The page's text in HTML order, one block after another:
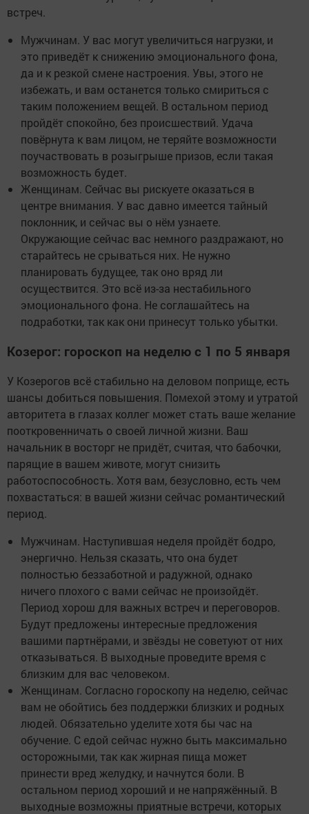
встреч.
Мужчинам. У вас могут увеличиться нагрузки, и
это приведёт к снижению эмоционального фона,
да и к резкой смене настроения. Увы, этого не
избежать, и вам останется только смириться с
таким положением вещей. В остальном период
пройдёт спокойно, без происшествий. Удача
повёрнута к вам лицом, не теряйте возможности
поучаствовать в розыгрыше призов, если такая
возможность будет.
Женщинам. Сейчас вы рискуете оказаться в
центре внимания. У вас давно имеется тайный
поклонник, и сейчас вы о нём узнаете.
Окружающие сейчас вас немного раздражают, но
старайтесь не срываться них. Не нужно
планировать будущее, так оно вряд ли
осуществится. Это всё из-за нестабильного
эмоционального фона. Не соглашайтесь на
подработки, так как они принесут только убытки.
Козерог: гороскоп на неделю с 1 по 5 января
У Козерогов всё стабильно на деловом поприще, есть
шансы добиться повышения. Помехой этому и утратой
авторитета в глазах коллег может стать ваше желание
пооткровенничать о своей личной жизни. Ваш
начальник в восторг не придёт, считая, что бабочки,
парящие в вашем животе, могут снизить
работоспособность. Хотя вам, безусловно, есть чем
похвастаться: в вашей жизни сейчас романтический
период.
Мужчинам. Наступившая неделя пройдёт бодро,
энергично. Нельзя сказать, что она будет
полностью беззаботной и радужной, однако
ничего плохого с вами сейчас не произойдёт.
Период хорош для важных встреч и переговоров.
Будут предложены интересные предложения
вашими партнёрами, и звёзды не советуют от них
отказываться. В выходные проведите время с
близким для вас человеком.
Женщинам. Согласно гороскопу на неделю, сейчас
вам не обойтись без поддержки близких и родных
людей. Обязательно уделите хотя бы час на
обучение. С едой сейчас нужно быть максимально
осторожными, так как жирная пища может
принести вред желудку, и начнутся боли. В
остальном период хороший и не напряжённый. В
выходные возможны приятные встречи, которых